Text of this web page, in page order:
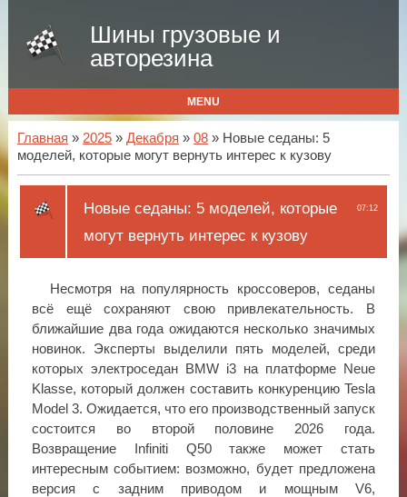
Шины грузовые и
авторезина
MENU
Главная » 2025 » Декабря » 08» Новые седаны: 5
моделей, которые могут вернуть интерес к кузову
07:12
Новые седаны: 5 моделей, которые
могут вернуть интерес к кузову
Несмотря на популярность кроссоверов, седаны
всё ещё сохраняют свою привлекательность. В
ближайшие два года ожидаются несколько значимых
новинок. Эксперты выделили пять моделей, среди
которых электроседан BMW i3 на платформе Neue
Klasse, который должен составить конкуренцию Tesla
Model 3. Ожидается, что его производственный запуск
состоится во второй половине 2026 года.
Возвращение Infiniti Q50 также может стать
интересным событием: возможно, будет предложена
версия с задним приводом и мощным V6,